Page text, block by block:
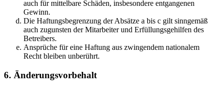
auch für mittelbare Schäden, insbesondere entgangenen
Gewinn.
Die Haftungsbegrenzung der Absätze a bis c gilt sinngemäß
auch zugunsten der Mitarbeiter und Erfüllungsgehilfen des
Betreibers.
Ansprüche für eine Haftung aus zwingendem nationalem
Recht bleiben unberührt.
6. Änderungsvorbehalt